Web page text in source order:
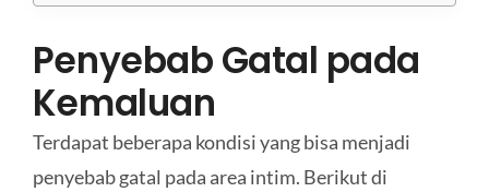
Penyebab Gatal pada
Kemaluan
Terdapat beberapa kondisi yang bisa menjadi
penyebab gatal pada area intim. Berikut di